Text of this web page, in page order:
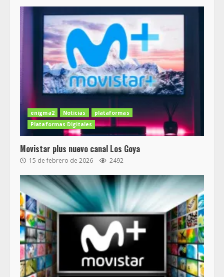
enigma2 Noticias
plataformas
Plataformas Digitales
Movistar plus nuevo canal Los Goya
15 de febrero de 2026 2492